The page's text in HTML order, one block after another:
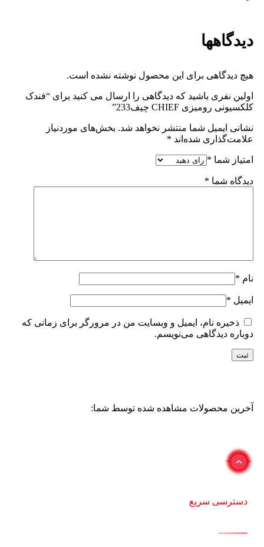
دیدگاهها
هیچ دیدگاهی برای این محصول نوشته نشده است.
اولین نفری باشید که دیدگاهی را ارسال می کنید برای “فندک
کلکسیونی رومیزی CHIEF چیف233”
نشانی ایمیل شما منتشر نخواهد شد. بخش‌های موردنیاز
علامت‌گذاری شده‌اند *
امتیاز شما *
دیدگاه شما *
نام *
ایمیل *
ذخیره نام، ایمیل و وبسایت من در مرورگر برای زمانی که
دوباره دیدگاهی می‌نویسم.
آخرین محصولات مشاهده شده توسط شما:
دسترسی سریع